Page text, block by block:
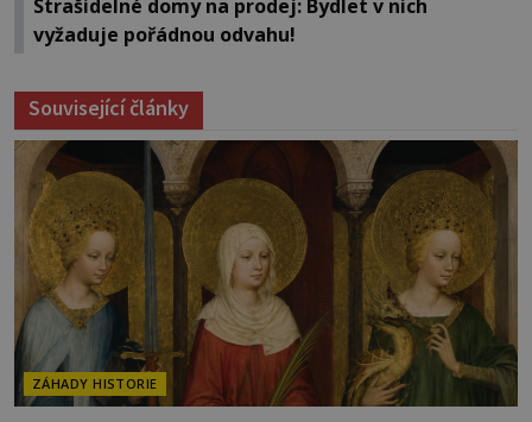
Strašidelné domy na prodej: Bydlet v nich
vyžaduje pořádnou odvahu!
Související články
ZÁHADY HISTORIE